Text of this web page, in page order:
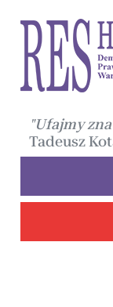
"Ufajmy
Tadeusz